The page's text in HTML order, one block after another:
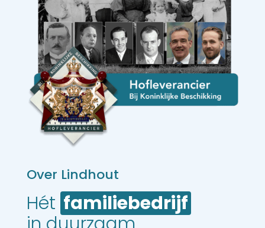
Over Lindhout
Hét familiebedrijf